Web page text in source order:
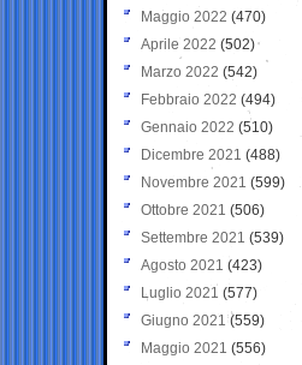
Maggio 2022 (470)
Aprile 2022 (502)
Marzo 2022 (542)
Febbraio 2022 (494)
Gennaio 2022 (510)
Dicembre 2021 (488)
Novembre 2021 (599)
Ottobre 2021 (506)
Settembre 2021 (539)
Agosto 2021 (423)
Luglio 2021 (577)
Giugno 2021(559)
Maggio 2021 (556)